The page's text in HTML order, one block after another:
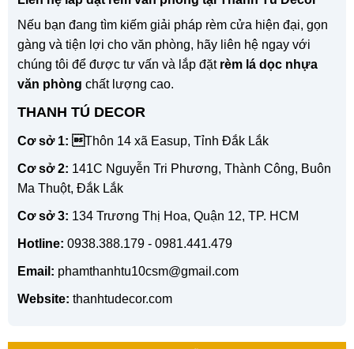
Nếu bạn đang tìm kiếm giải pháp rèm cửa hiện đại, gọn
gàng và tiện lợi cho văn phòng, hãy liên hệ ngay với
chúng tôi để được tư vấn và lắp đặt rèm lá dọc nhựa
văn phòng chất lượng cao.
THANH TÚ DECOR
Cơ sở 1: Thôn 14 xã Easup, Tỉnh Đắk Lắk
Cơ sở 2: 141C Nguyễn Tri Phương, Thành Công, Buôn
Ma Thuột, Đắk Lắk
Cơ sở 3: 134 Trương Thị Hoa, Quận 12, TP. HCM
Hotline: 0938.388.179 - 0981.441.479
Email: phamthanhtu10csm@gmail.com
Website: thanhtudecor.com